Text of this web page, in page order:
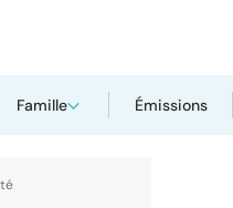
Famille Émissions